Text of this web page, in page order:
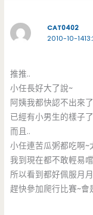
CAT0402
2010-10-
推推..
小任長好大了說~
阿姨我都快認不出來
已經有小男生的樣子
而且..
小任連苦瓜粥都吃啊~
我到現在都不敢輕易
所以看到都好佩服月
趕快參加爬行比賽~會